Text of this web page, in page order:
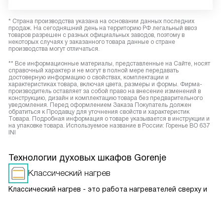
* Страна производства указана на основании данных последних
продаж. На сегодняшний день на территорию РФ легальный ввоз
товаров разрешен с разных официальных заводов, поэтому в
некоторых случаях у заказанного товара данные о стране
производства могут отличаться.
** Все информационные материалы, представленные на Сайте, носят
справочный характер и не могут в полной мере передавать
достоверную информацию о свойствах, комплектации и
характеристиках товара, включая цвета, размеры и формы. Фирма-
производитель оставляет за собой право на внесение изменений в
конструкцию, дизайн и комплектацию товара без предварительного
уведомления. Перед оформлением Заказа Покупатель должен
обратиться к Продавцу для уточнения свойств и характеристик
Товара. Подробная информация о товаре указывается в инструкции и
на упаковке товара. Используемое название в России: Горенье BO 637
INI
Технологии духовых шкафов Gorenje
Классический нагрев
Классический нагрев - это работа нагревателей сверху и